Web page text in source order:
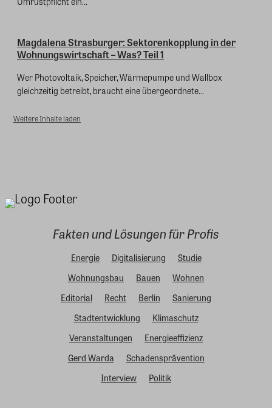
Magdalena Strasburger: Sektorenkopplung in der
Wohnungswirtschaft – Was? Teil 1
Wer Photovoltaik, Speicher, Wärmepumpe und Wallbox
gleichzeitig betreibt, braucht eine übergeordnete...
Weitere Inhalte laden
Fakten und Lösungen für Profis
Energie Digitalisierung
Studie
Wohnungsbau
Bauen
Wohnen
Editorial
Recht Berlin
Sanierung
Stadtentwicklung
Klimaschutz
Veranstaltungen
Energieeffizienz
Gerd Warda
Schadensprävention
Interview
Politik